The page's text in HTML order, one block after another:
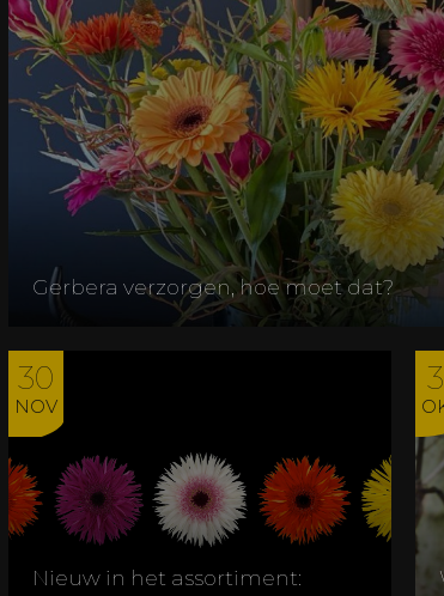
Gerbera verzorgen, hoe moet dat?
30
NOV
Nieuw in het assortiment: